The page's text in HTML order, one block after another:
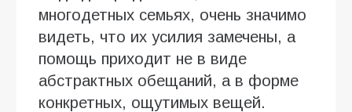
многодетных семьях, очень значимо
видеть, что их усилия замечены, а
помощь приходит не в виде
абстрактных обещаний, а в форме
конкретных, ощутимых вещей.